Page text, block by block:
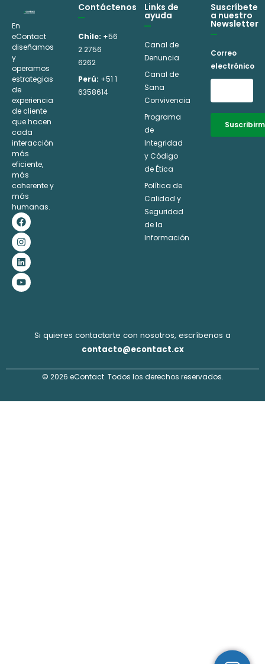
En
eContact
diseñamos
y
operamos
estrategias
de
experiencia
de cliente
que hacen
cada
interacción
más
eficiente,
más
coherente y
más
humanas.
F
a
c
e
b
o
o
k
I
n
s
t
a
g
r
a
m
L
i
n
k
e
d
i
n
Y
o
u
t
u
b
e
Contáctenos
Chile: +56
2 2756
6262
Perú: +51 1
6358614
Links de
ayuda
Canal de
Denuncia
Canal de
Sana
Convivencia
Programa
de
Integridad
y Código
de Ética
Política de
Calidad y
Seguridad
de la
Información
Suscríbete
a nuestro
Newsletter
Correo
electrónico
Si quieres contactarte con nosotros, escríbenos a
contacto@econtact.cx
© 2026 eContact. Todos los derechos reservados.